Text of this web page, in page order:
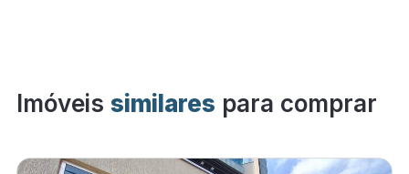
Imóveis similares para comprar